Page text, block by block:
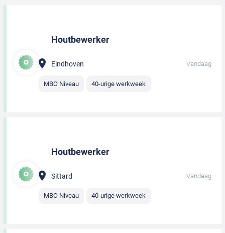
Houtbewerker
Eindhoven Vandaag
MBO Niveau 40-urige werkweek
Houtbewerker
Sittard Vandaag
MBO Niveau 40-urige werkweek